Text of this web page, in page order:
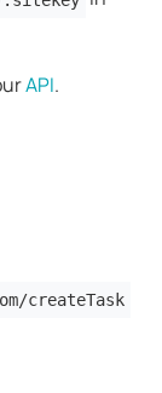
API.
createTask